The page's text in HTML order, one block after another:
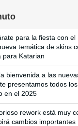
para la fiesta con el
temática de skins
para Katarian
bienvenida a las
presentamos todos
en el 2025
rework está muy
cambios importantes